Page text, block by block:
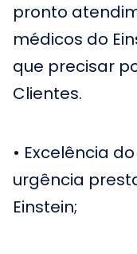
pronto
médicos do
que precisar
Clientes.
• Excelência
urgência
Einstein;